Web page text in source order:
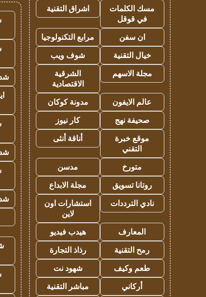
مسك الكلمات
في قوقل
اشراق التقنية
ان سفن
مرابع التكنولوجيا
خيال التقنية
شوف ويب
مجلة الاسهم
الشرقية
الاقتصادية
عالم الايفون
مدونة كوكان
صحيفة نهج
كار نيوز
موقع خبرة
التقني
أناقة أنثى
متورخ
مدسن
روتانا تسويق
مجلة الابداع
نادي الترددات
استشارات اون
لاين
المعارف
هيدب فيديو
رمح التقنية
رذاذ التجارة
طعم وكيف
شهود نت
أركاني
مباشر التقنية